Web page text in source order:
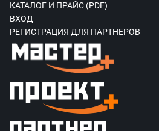
КАТАЛОГ И ПРАЙС (PDF)
ВХОД
РЕГИСТРАЦИЯ ДЛЯ ПАРТНЕРОВ